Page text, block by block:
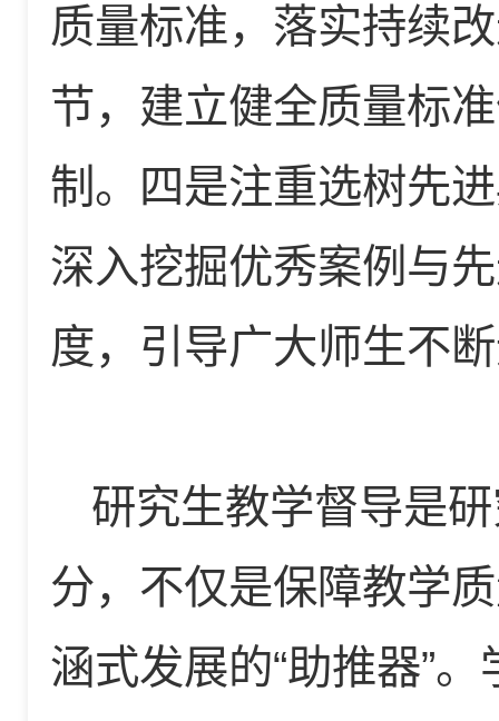
质量标准，落实持续
节，建立健全质量标
制。四是注重选树先
深入挖掘优秀案例与
度，引导广大师生不
研究生教学督导是
分，不仅是保障教学
涵式发展的“助推器”